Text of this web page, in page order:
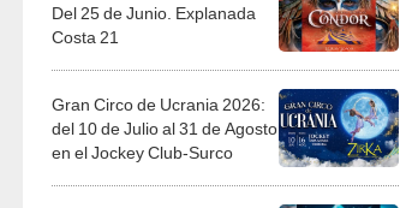
Del 25 de Junio. Explanada
Costa 21
Gran Circo de Ucrania 2026:
del 10 de Julio al 31 de Agosto
en el Jockey Club-Surco